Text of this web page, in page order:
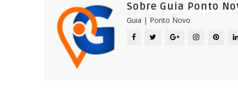
Sobre Guia Ponto
Guia | Ponto Novo